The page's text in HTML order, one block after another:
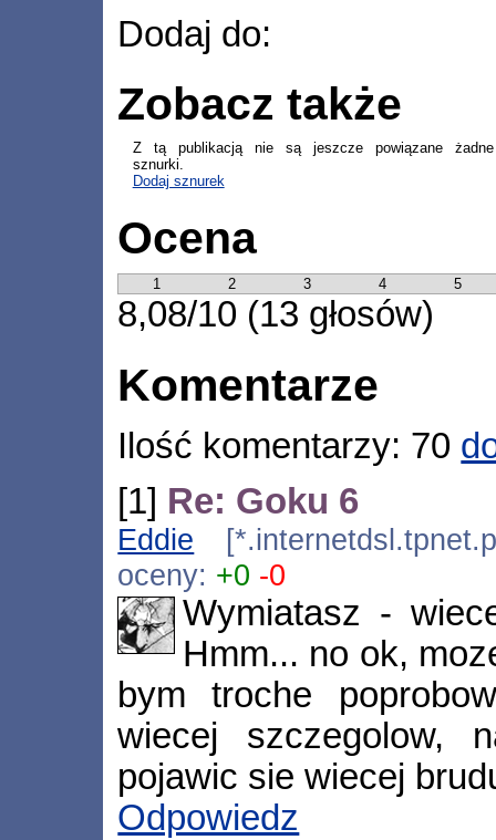
Dodaj do:
Zobacz także
Z tą publikacją nie są jeszcze powiązane żadne
sznurki.
Dodaj sznurek
Ocena
1 2 3 4 5
8,08/10 (13 głosów)
Komentarze
Ilość komentarzy: 70
[1] Re: Goku 6
Eddie
oceny: +0 -0
Wymiatasz -
Hmm... no ok,
bym troche
wiecej szczegolow,
pojawic sie wiecej
Odpowiedz